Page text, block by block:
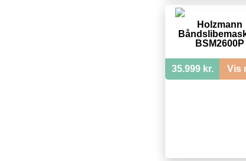
Holzmann
BSM2600P
35.999 kr. Vis